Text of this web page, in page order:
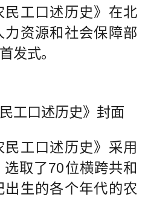
民工口述历史》在北
资源和社会保障部
发式。
工口述历史》封面
民工口述历史》采用
取了70位横跨共和
出生的各个年代的农